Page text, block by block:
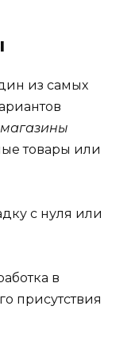
из самых
товары или
с нуля или
в
присутствия